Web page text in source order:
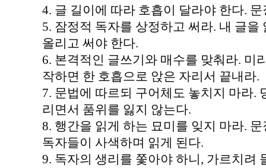
4. 글 길이에 따라 호흡이 달라야 한다.
5. 잠정적 독자를 상정하고 써라. 내 글
올리고 써야 한다.
6. 본격적인 글쓰기와 매수를 맞춰라. 미
작하면 한 호흡으로 앉은 자리서 끝내라.
7. 문법에 따르되 구어체도 놓치지 마라.
리면서 품위를 잃지 않는다.
8. 행간을 읽게 하는 묘미를 잊지 마라.
독자들이 사색하며 읽게 된다.
9. 독자의 생리를 쫓아야 하니, 가르치려